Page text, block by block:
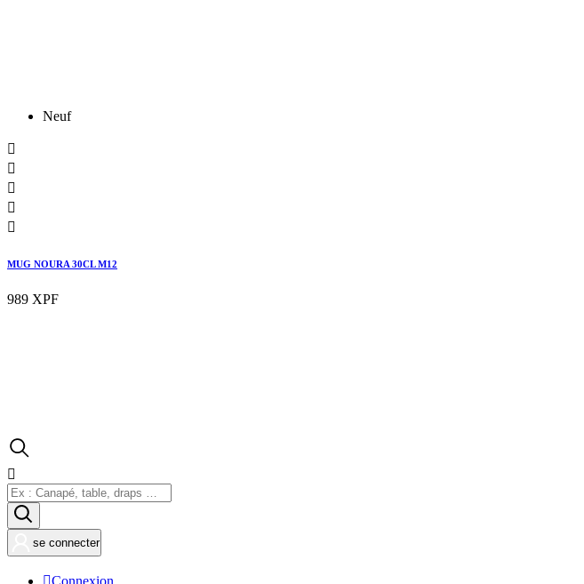
Neuf





MUG NOURA 30CL M12
989 XPF

se connecter
Connexion